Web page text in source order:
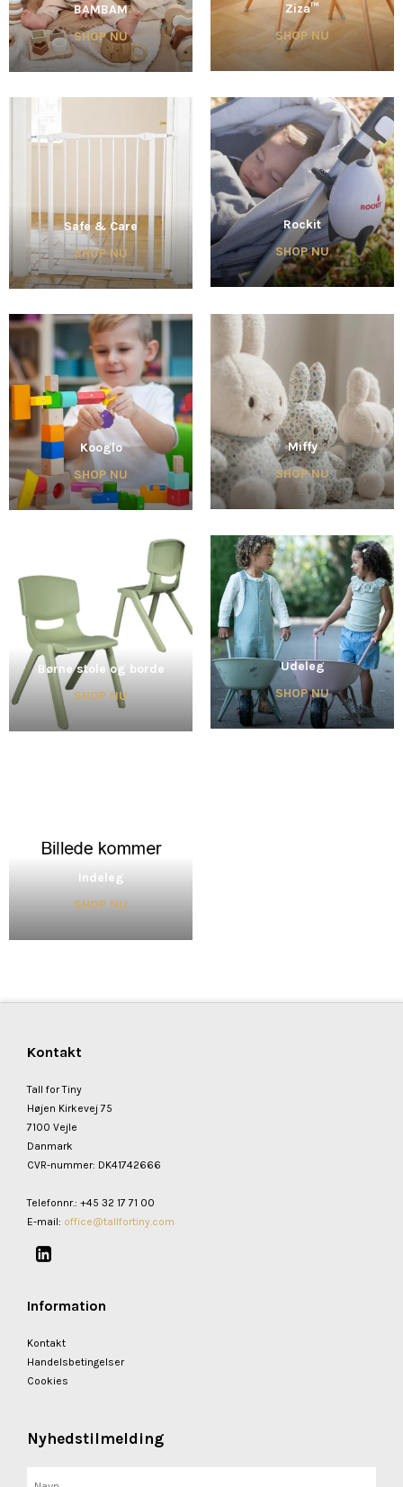
BAMBAM
SHOP NU
Ziza™
SHOP NU
Safe & Care
SHOP NU
Rockit
SHOP NU
Kooglo
SHOP NU
Miffy
SHOP NU
Børne stole og borde
SHOP NU
Udeleg
SHOP NU
Indeleg
SHOP NU
Kontakt
Tall for Tiny
Højen Kirkevej 75
7100 Vejle
Danmark
CVR-nummer: DK41742666
Telefonnr.: +45 32 17 71 00
E-mail: office@tallfortiny.com
Information
Kontakt
Handelsbetingelser
Cookies
Nyhedstilmelding